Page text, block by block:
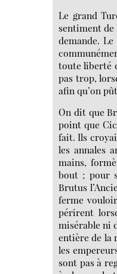
Le grand
sentiment de
demande.
toute liberté
pas trop,
afin qu’on
On dit que
point que
fait. Ils
les annales
mains,
bout ; pour
Brutus
ferme
périrent
misérable ni
entière de la
les
sont pas à